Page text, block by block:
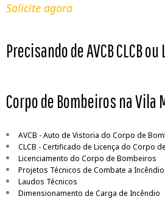
Solicite agora
Precisando de AVCB CLCB
Corpo de Bombeiros na Vila
AVCB - Auto de Vistoria do Corpo de
CLCB - Certificado de Licença do Corpo
Licenciamento do Corpo de Bombeiros
Projetos Técnicos de Combate a Incêndio
Laudos Técnicos
Dimensionamento de Carga de Incêndio